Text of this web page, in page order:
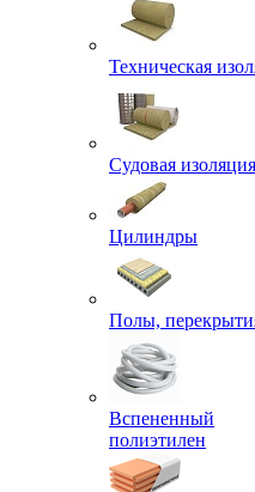
Техническая
Судовая изоляция
Цилиндры
Полы,
Вспененный
полиэтилен